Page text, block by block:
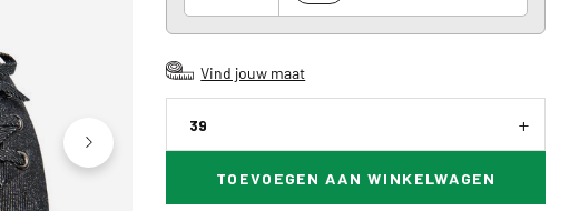
Vind jouw maat
39
TOEVOEGEN AAN WINKELWAGEN